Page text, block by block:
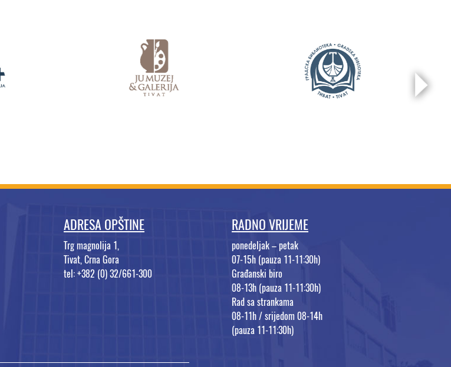
ADRESA OPŠTINE
Trg magnolija 1,
Tivat, Crna Gora
tel: +382 (0) 32/661-300
RADNO VRIJEME
ponedeljak – petak
07-15h (pauza 11-11:30h)
Građanski biro
08-13h (pauza 11-11:30h)
Rad sa strankama
08-11h / srijedom 08-14h
(pauza 11-11:30h)